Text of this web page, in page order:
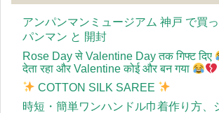
アンパンマンミュージアム 神戸 で買
パンマン と 開封
Rose Day से Valentine Day तक गिफ्ट दिए
देता रहा और Valentine कोई और बन गया
COTTON SILK SAREE
時短・簡単ワンハンドル巾着作り方、